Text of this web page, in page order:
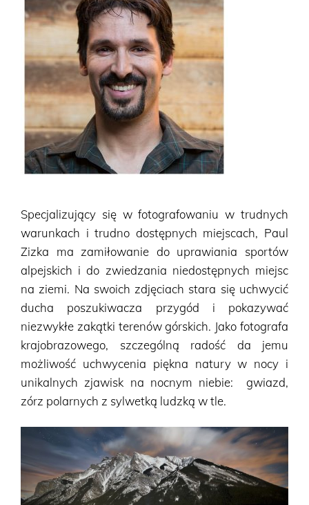
Specjalizujący się w fotografowaniu w trudnych
warunkach i trudno dostępnych miejscach, Paul
Zizka ma zamiłowanie do uprawiania sportów
alpejskich i do zwiedzania niedostępnych miejsc
na ziemi. Na swoich zdjęciach stara się uchwycić
ducha poszukiwacza przygód i pokazywać
niezwykłe zakątki terenów górskich. Jako fotografa
krajobrazowego, szczególną radość da jemu
możliwość uchwycenia piękna natury w nocy i
unikalnych zjawisk na nocnym niebie: gwiazd,
zórz polarnych z sylwetką ludzką w tle.
Trainmaster
Roadmaster
Oficjalne Zegarki Kolejowe